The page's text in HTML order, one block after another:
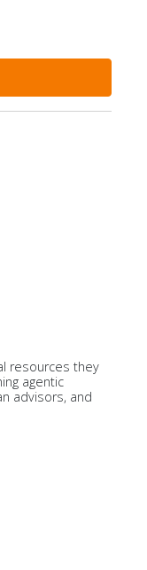
resources they
agentic
advisors, and